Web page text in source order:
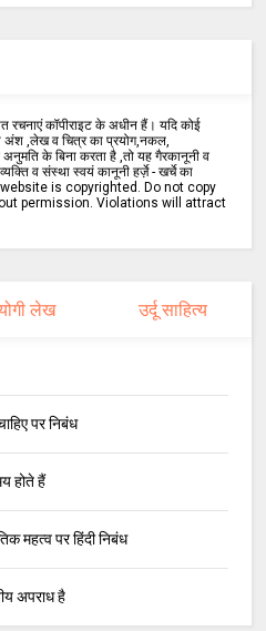
रचनाएं कॉपीराइट के अधीन हैं। यदि कोई
अंश ,लेख व चित्र का प्रयोग,नकल,
के बिना करता है ,तो यह गैरकानूनी व
व संस्था स्वयं कानूनी हर्ज़े - खर्चे का
website is copyrighted. Do not copy
permission. Violations will attract
लेख उर्दू साहित्य
पर निबंध
होते हैं
महत्व पर हिंदी निबंध
अपराध है